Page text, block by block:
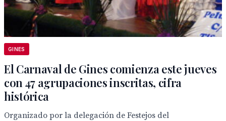
GINES
El Carnaval de Gines comienza este jueves
con 47 agrupaciones inscritas, cifra
histórica
Organizado por la delegación de Festejos del